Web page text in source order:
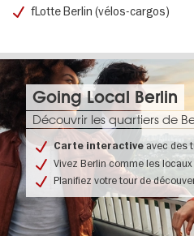
fLotte Berlin (vélos-cargos)
Going Local Berlin
Découvrir les quartiers de
Carte interactiveavec des
Vivez Berlin comme les locaux
Planifiez votre tour de